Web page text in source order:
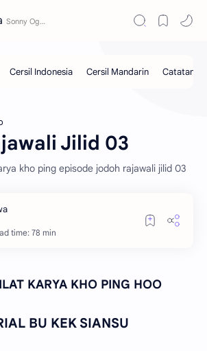
Jilid 03
kho ping episode jodoh rajawali jilid 03
time: 78 min
KARYA KHO PING HOO
BU KEK SIANSU